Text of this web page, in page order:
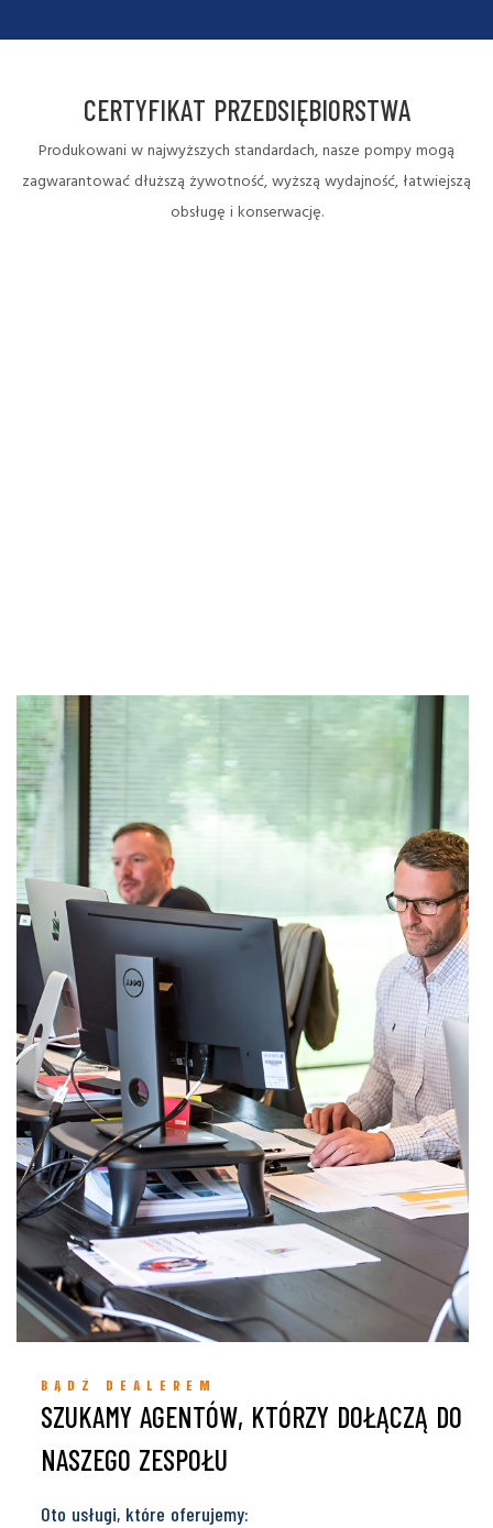
CERTYFIKAT PRZEDSIĘBIORSTWA
Produkowani w najwyższych standardach, nasze pompy mogą
zagwarantować dłuższą żywotność, wyższą wydajność, łatwiejszą
obsługę i konserwację.
BĄDŹ DEALEREM
SZUKAMY AGENTÓW, KTÓRZY DOŁĄCZĄ DO
NASZEGO ZESPOŁU
Oto usługi, które oferujemy: